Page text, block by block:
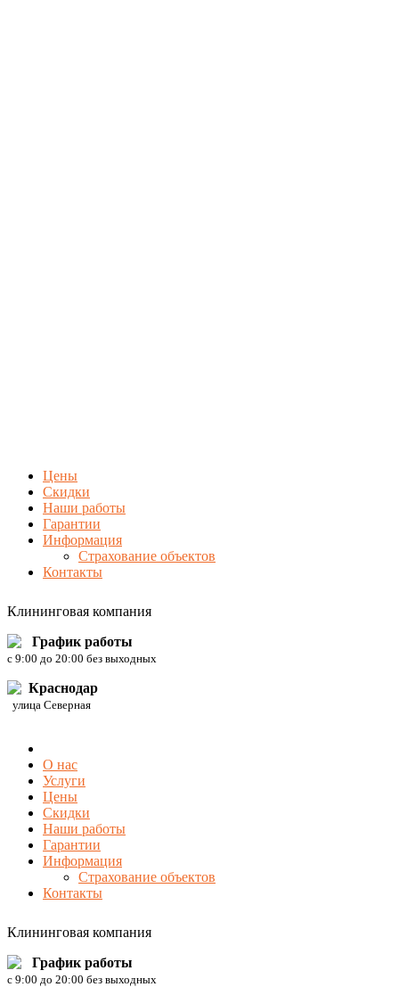
Цены
Скидки
Наши работы
Гарантии
Информация
Страхование объектов
Контакты
Клининговая компания
График работы
c 9:00 до 20:00 без выходных
Краснодар
улица Северная
О нас
Услуги
Цены
Скидки
Наши работы
Гарантии
Информация
Страхование объектов
Контакты
Клининговая компания
График работы
c 9:00 до 20:00 без выходных